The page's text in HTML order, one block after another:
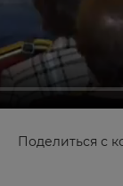
Поделиться с